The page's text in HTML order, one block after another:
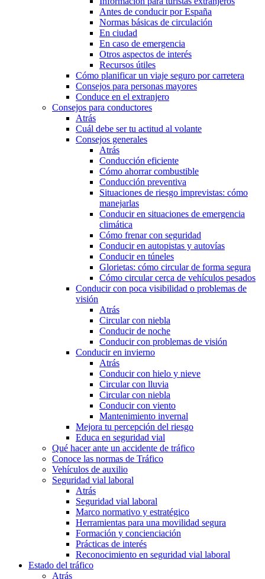
Antes de conducir por España
Normas básicas de circulación
En ciudad
En caso de emergencia
Otros aspectos de interés
Recursos útiles
Cómo planificar un viaje seguro por carretera
Consejos para personas mayores
Conduce en el extranjero
Consejos para conductores
Atrás
Cuál debe ser tu actitud al volante
Consejos generales
Atrás
Conducción eficiente
Cómo ahorrar combustible
Conducción preventiva
Situaciones de riesgo imprevistas: cómo
manejarlas
Conducir en situaciones de emergencia
climática
Cómo frenar con seguridad
Conducir en autopistas y autovías
Conducir en túneles
Glorietas: cómo circular de forma segura
Cómo circular cerca de vehículos pesados
Conducir con poca visibilidad o problemas de
visión
Atrás
Circular con niebla
Conducir de noche
Conducir con problemas de visión
Conducir en invierno
Atrás
Conducir con hielo y nieve
Circular con lluvia
Circular con niebla
Conducir con viento
Mantenimiento invernal
Mejora tu percepción del riesgo
Educa en seguridad vial
Qué hacer ante un accidente de tráfico
Conoce las normas de Tráfico
Vehículos de auxilio
Seguridad vial laboral
Atrás
Seguridad vial laboral
Marco normativo y estratégico
Herramientas para una movilidad segura
Formación y concienciación
Prácticas de interés
Reconocimiento en seguridad vial laboral
Estado del tráfico
Atrás